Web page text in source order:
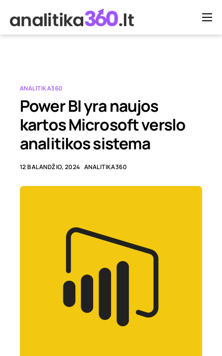
Verslo analitika
Apie mus
Susisiekime
ANALITIKA360
Power BI yra naujos
kartos Microsoft verslo
analitikos sistema
12 BALANDŽIO, 2024 ANALITIKA360